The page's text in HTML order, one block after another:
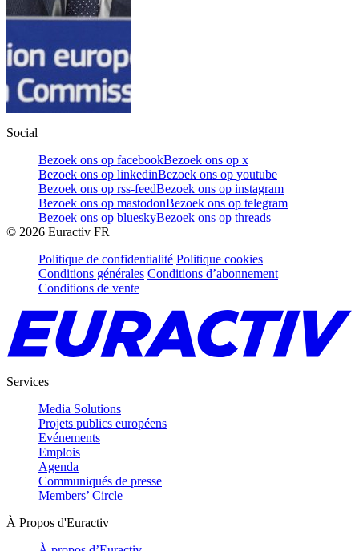
Social
Bezoek ons op facebookBezoek ons op x
Bezoek ons op linkedinBezoek ons op youtube
Bezoek ons op rss-feedBezoek ons op instagram
Bezoek ons op mastodonBezoek ons op telegram
Bezoek ons op blueskyBezoek ons op threads
© 2026 Euractiv FR
Politique de confidentialité Politique cookies
Conditions générales Conditions d’abonnement
Conditions de vente
Services
Media Solutions
Projets publics européens
Evénements
Emplois
Agenda
Communiqués de presse
Members’ Circle
À Propos d'Euractiv